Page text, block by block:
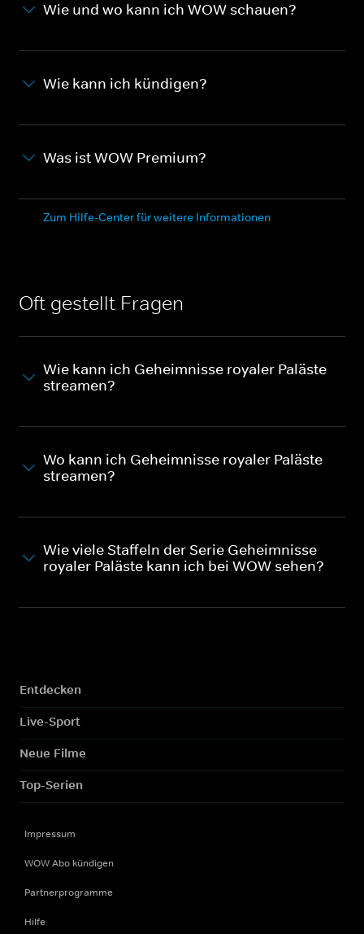
Wie und wo kann ich WOW schauen?
Wie kann ich kündigen?
Was ist WOW Premium?
Zum Hilfe-Center für weitere Informationen
Oft gestellt Fragen
Wie kann ich Geheimnisse royaler Paläste
streamen?
Wo kann ich Geheimnisse royaler Paläste
streamen?
Wie viele Staffeln der Serie Geheimnisse
royaler Paläste kann ich bei WOW sehen?
Entdecken
Live-Sport
Neue Filme
Top-Serien
Impressum
WOW Abo kündigen
Partnerprogramme
Hilfe